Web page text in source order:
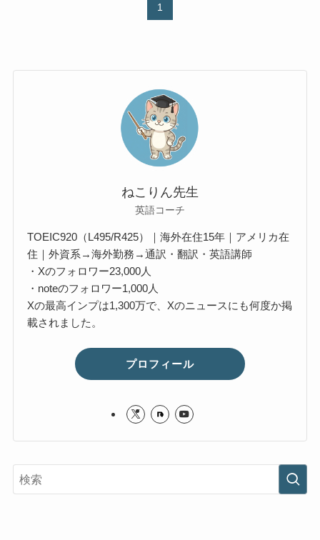
1
ねこりん先生
英語コーチ
TOEIC920（L495/R425）｜海外在住15年｜アメリカ在
住｜外資系→海外勤務→通訳・翻訳・英語講師
・Xのフォロワー23,000人
・noteのフォロワー1,000人
Xの最高インプは1,300万で、Xのニュースにも何度か掲
載されました。
プロフィール